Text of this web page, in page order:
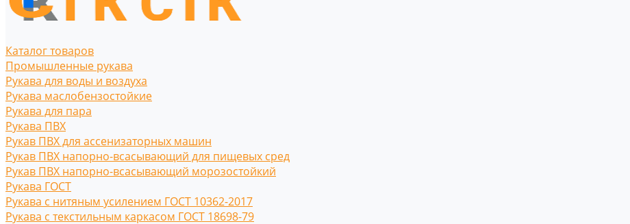
Каталог товаров
Промышленные рукава
Рукава для воды и воздуха
Рукава маслобензостойкие
Рукава для пара
Рукава ПВХ
Рукав ПВХ для ассенизаторных машин
Рукав ПВХ напорно-всасывающий для пищевых сред
Рукав ПВХ напорно-всасывающий морозостойкий
Рукава ГОСТ
Рукава с нитяным усилением ГОСТ 10362-2017
Рукава с текстильным каркасом ГОСТ 18698-79